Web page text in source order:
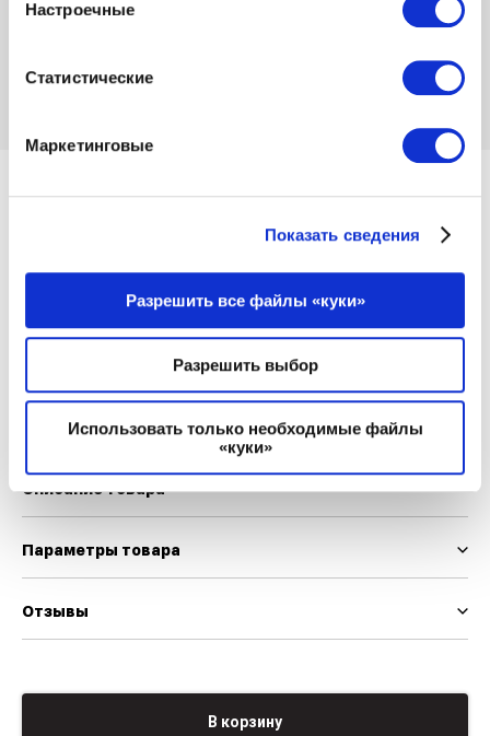
Настроечные
Статистические
Маркетинговые
Показать сведения
Разрешить все файлы «куки»
Разрешить выбор
Использовать только необходимые файлы
«куки»
Наличие:
Отзывов нет
Добавить в список
Мы используем EUR и INT шкалу размеров
В корзину
Описание товара
Параметры товара
Отзывы